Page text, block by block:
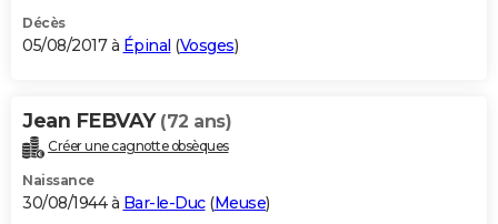
Décès
05/08/2017 à Épinal (Vosges)
Jean FEBVAY (72 ans)
Créer une cagnotte obsèques
Naissance
30/08/1944 à Bar-le-Duc(Meuse)